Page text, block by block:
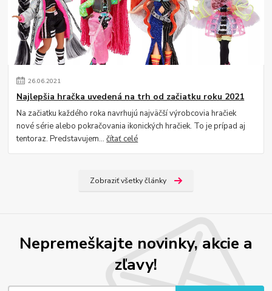
26.06.2021
Najlepšia hračka uvedená na trh od začiatku roku 2021
Na začiatku každého roka navrhujú najväčší výrobcovia hračiek
nové série alebo pokračovania ikonických hračiek. To je prípad aj
tentoraz. Predstavujem...čítať celé
Zobraziť všetky články
Nepremeškajte novinky, akcie a
zľavy!